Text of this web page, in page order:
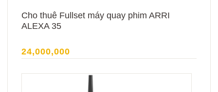
Cho thuê Fullset máy quay phim ARRI
ALEXA 35
24,000,000